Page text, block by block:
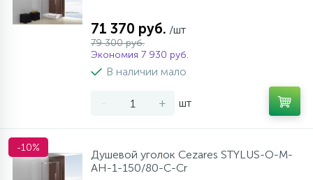
71 370 руб. /шт
79 300 руб.
Экономия 7 930 руб.
В наличии мало
- + шт
-10%
Душевой уголок Cezares STYLUS-O-M-
AH-1-150/80-C-Cr